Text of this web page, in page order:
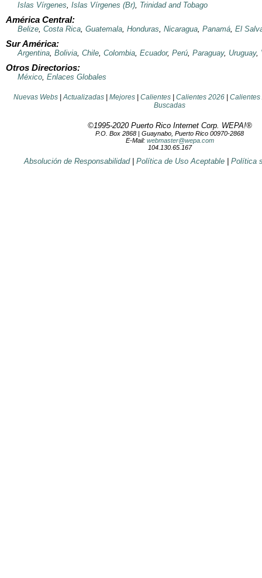
Islas Vírgenes, Islas Vírgenes (Br), Trinidad and Tobago
América Central:
Belize, Costa Rica, Guatemala, Honduras, Nicaragua, Panamá, El
Sur América:
Argentina, Bolivia, Chile, Colombia, Ecuador, Perú, Paraguay, Uruguay,
Otros Directorios:
México, Enlaces Globales
Nuevas Webs|Actualizadas| Mejores| Calientes| Calientes 2026| Calientes
Buscadas
©1995-2020 Puerto Rico Internet Corp. WEPA!®
P.O. Box 2868 | Guaynabo, Puerto Rico 00970-2868
E-Mail: webmaster@wepa.com
104.130.65.167
Absolución de Responsabilidad| Política de Uso Aceptable| Política